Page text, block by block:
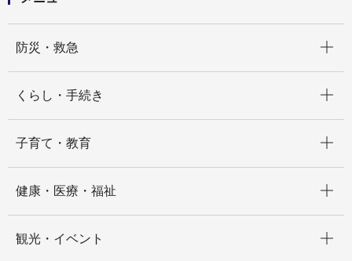
防災・救急
くらし・手続き
子育て・教育
健康・医療・福祉
観光・イベント